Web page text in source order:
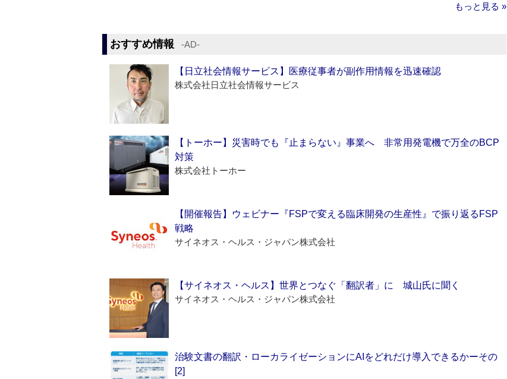
もっと見る »
おすすめ情報 ‐AD‐
【日立社会情報サービス】医療従事者が副作用情報を迅速確認
株式会社日立社会情報サービス
【トーホー】災害時でも『止まらない』事業へ 非常用発電機で万全のBCP
対策
株式会社トーホー
【開催報告】ウェビナー『FSPで変える臨床開発の生産性』で振り返るFSP
戦略
サイネオス・ヘルス・ジャパン株式会社
【サイネオス・ヘルス】世界とつなぐ「翻訳者」に 城山氏に聞く
サイネオス・ヘルス・ジャパン株式会社
治験文書の翻訳・ローカライゼーションにAIをどれだけ導入できるかーその
[2]